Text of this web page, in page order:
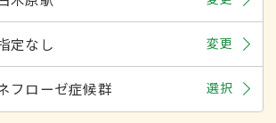
定なし 変更
フローゼ症候群 選択